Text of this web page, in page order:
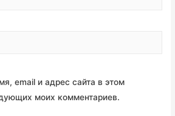
email и адрес сайта в этом
моих комментариев.